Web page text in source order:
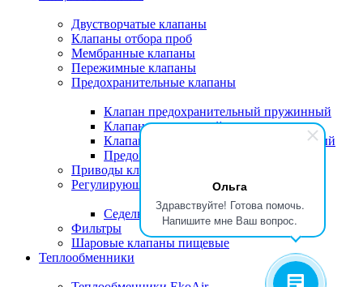
Ольга
Здравствуйте! Готова помочь.
Напишите мне Ваш вопрос.
Двустворчатые клапаны
Клапаны отбора проб
Мембранные клапаны
Пережимные клапаны
Предохранительные клапаны
Клапан предохранительный пружинный
Клапан поплавковый
Клапан предохранительный мембранный
Предохранительный сбросной клапан
Приводы клапанов
Регулирующие клапаны
Седельные клапаны
Фильтры
Шаровые клапаны пищевые
Теплообменники